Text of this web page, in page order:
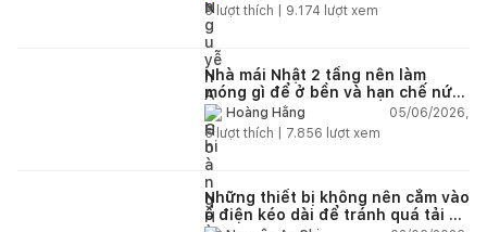
5lượt thích | 9.174 lượt xem
Nhà mái Nhật 2 tầng nên làm
móng gì để ở bền và hạn chế nứt
lún?Hoàng Hằng
05/06/2026,
5lượt thích | 7.856 lượt xem
Những thiết bị không nên cắm vào
ổ điện kéo dài để tránh quá tải và